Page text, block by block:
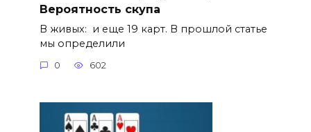
Вероятность скупа
В живых: и еще 19 карт. В прошлой статье
мы определили
0 602